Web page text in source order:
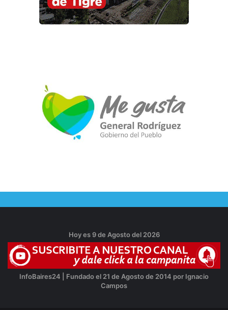
Hoy es 9 de Agosto del 2026
InfoBaires24 | Fundado el 21 de Agosto de 2014 por Ignacio
Campos